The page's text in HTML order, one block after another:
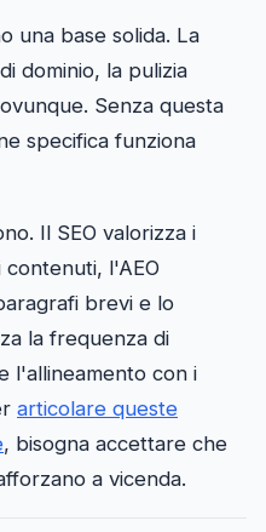
una base solida. La
dominio, la pulizia
Senza questa
specifica funziona
Il SEO valorizza i
l'AEO
brevi e lo
la frequenza di
l'allineamento con i
articolare queste
, bisogna accettare che
a vicenda.